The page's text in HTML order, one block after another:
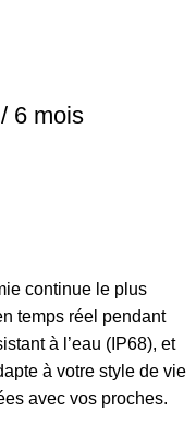
6 mois
continue le plus
temps réel pendant
à l’eau (IP68), et
à votre style de vie
avec vos proches.